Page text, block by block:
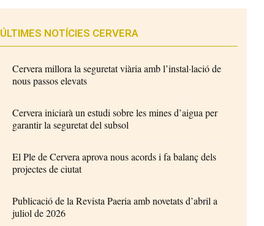
ÚLTIMES NOTÍCIES CERVERA
Cervera millora la seguretat viària amb l’instal·lació de
nous passos elevats
Cervera iniciarà un estudi sobre les mines d’aigua per
garantir la seguretat del subsol
El Ple de Cervera aprova nous acords i fa balanç dels
projectes de ciutat
Publicació de la Revista Paeria amb novetats d’abril a
juliol de 2026